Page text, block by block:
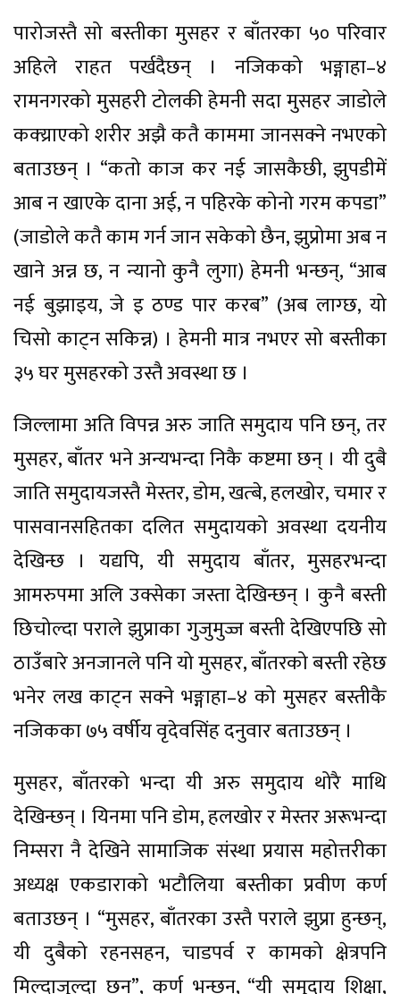
पारोजस्तै सो बस्तीका मुसहर र बाँतरका ५० परिवार
अहिले राहत पर्खदैछन् । नजिकको भङ्गाहा–४
रामनगरको मुसहरी टोलकी हेमनी सदा मुसहर जाडोले
कक्य्राएको शरीर अझै कतै काममा जानसक्ने नभएको
बताउछन् । “कतो काज कर नई जासकैछी, झुपडीमें
आब न खाएके दाना अई, न पहिरके कोनो गरम कपडा”
(जाडोले कतै काम गर्न जान सकेको छैन, झुप्रोमा अब न
खाने अन्न छ, न न्यानो कुनै लुगा) हेमनी भन्छन्, “आब
नई बुझाइय, जे इ ठण्ड पार करब” (अब लाग्छ, यो
चिसो काट्न सकिन्न) । हेमनी मात्र नभएर सो बस्तीका
३५ घर मुसहरको उस्तै अवस्था छ ।
जिल्लामा अति विपन्न अरु जाति समुदाय पनि छन्, तर
मुसहर, बाँतर भने अन्यभन्दा निकै कष्टमा छन् । यी दुबै
जाति समुदायजस्तै मेस्तर, डोम, खत्बे, हलखोर, चमार र
पासवानसहितका दलित समुदायको अवस्था दयनीय
देखिन्छ । यद्यपि, यी समुदाय बाँतर, मुसहरभन्दा
आमरुपमा अलि उक्सेका जस्ता देखिन्छन् । कुनै बस्ती
छिचोल्दा पराले झुप्राका गुजुमुज्ज बस्ती देखिएपछि सो
ठाउँबारे अनजानले पनि यो मुसहर, बाँतरको बस्ती रहेछ
भनेर लख काट्न सक्ने भङ्गाहा–४ को मुसहर बस्तीकै
नजिकका ७५ वर्षीय वृदेवसिंह दनुवार बताउछन् ।
मुसहर, बाँतरको भन्दा यी अरु समुदाय थोरै माथि
देखिन्छन् । यिनमा पनि डोम, हलखोर र मेस्तर अरूभन्दा
निम्सरा नै देखिने सामाजिक संस्था प्रयास महोत्तरीका
अध्यक्ष एकडाराको भटौलिया बस्तीका प्रवीण कर्ण
बताउछन् । “मुसहर, बाँतरका उस्तै पराले झुप्रा हुन्छन्,
यी दुबैको रहनसहन, चाडपर्व र कामको क्षेत्रपनि